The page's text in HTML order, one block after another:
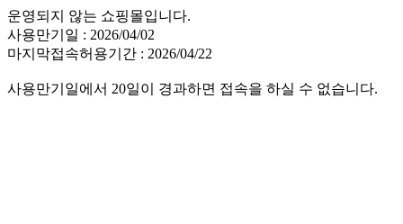
운영되지 않는 쇼핑몰입니다.
사용만기일 : 2026/04/02
마지막접속허용기간 : 2026/04/22
사용만기일에서 20일이 경과하면 접속을 하실 수 없습니다.